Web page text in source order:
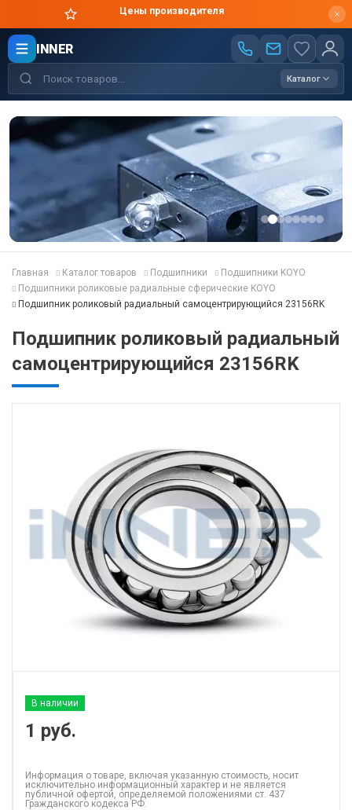
Цены производителя
INNER
Каталог
Главная Каталог товаров Подшипники
Подшипники KOYO
Подшипники роликовые радиальные сферические KOYO
Подшипник роликовый радиальный самоцентрирующийся 23156RK
Подшипник роликовый радиальный
самоцентрирующийся 23156RK
В наличии
1 руб.
Информация о товаре, включая указанную стоимость, носит
исключительно информационный характер и не является
публичной офертой, определяемой положениями ст. 437
Гражданского кодекса РФ.